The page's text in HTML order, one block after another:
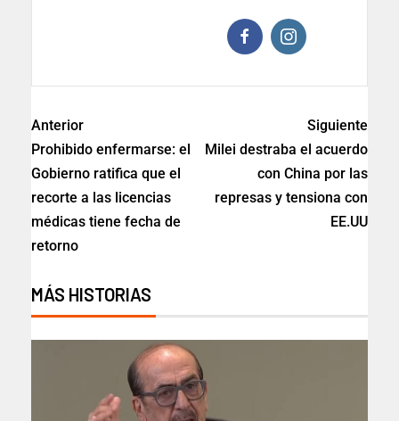
Anterior
Prohibido enfermarse: el
Gobierno ratifica que el
recorte a las licencias
médicas tiene fecha de
retorno
Siguiente
Milei destraba el acuerdo
con China por las
represas y tensiona con
EE.UU
MÁS HISTORIAS